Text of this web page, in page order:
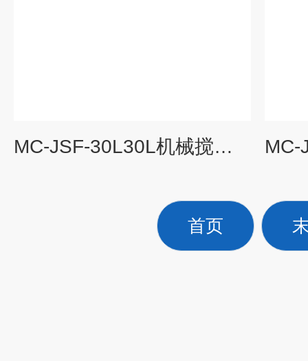
MC-JSF-30L30L机械搅拌不锈钢 实验室 发酵罐 专业定制
首页